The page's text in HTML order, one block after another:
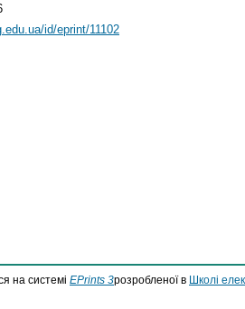
id/eprint/11102
на системі EPrints 3розробленої в Школі